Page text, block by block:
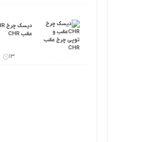
عقب CHR
13 شهریور 1402